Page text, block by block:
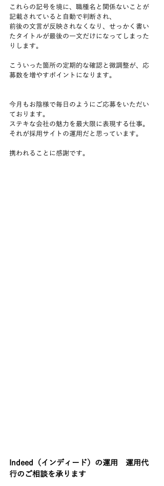
これらの記号を境に、職種名と関係ないことが
記載されていると自動で判断され、
前後の文言が反映されなくなり、せっかく書い
たタイトルが最後の一文だけになってしまった
りします。
こういった箇所の定期的な確認と微調整が、応
募数を増やすポイントになります。
今月もお陰様で毎日のようにご応募をいただい
ております。
ステキな会社の魅力を最大限に表現する仕事。
それが採用サイトの運用だと思っています。
携われることに感謝です。
Indeed（インディード）の運用　運用代
行のご相談を承ります